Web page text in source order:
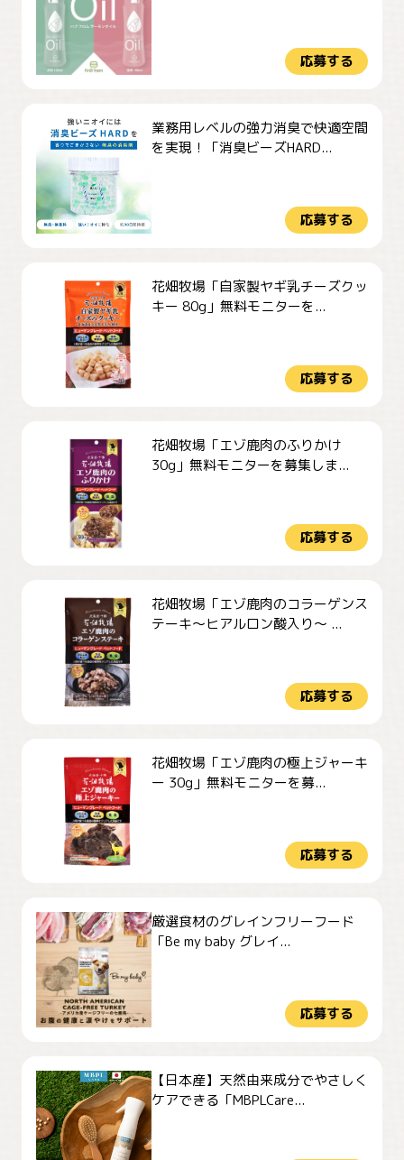
応募する
業務用レベルの強力消臭で快適空間
を実現！「消臭ビーズHARD...
応募する
花畑牧場「自家製ヤギ乳チーズクッ
キー 80g」無料モニターを...
応募する
花畑牧場「エゾ鹿肉のふりかけ
30g」無料モニターを募集しま...
応募する
花畑牧場「エゾ鹿肉のコラーゲンス
テーキ～ヒアルロン酸入り～ ...
応募する
花畑牧場「エゾ鹿肉の極上ジャーキ
ー 30g」無料モニターを募...
応募する
厳選食材のグレインフリーフード
「Be my baby グレイ...
応募する
【日本産】天然由来成分でやさしく
ケアできる「MBPLCare...